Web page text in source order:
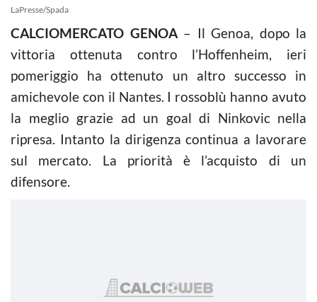
LaPresse/Spada
CALCIOMERCATO GENOA– Il Genoa, dopo la
vittoria ottenuta contro l’Hoffenheim, ieri
pomeriggio ha ottenuto un altro successo in
amichevole con il Nantes. I rossoblù hanno avuto
la meglio grazie ad un goal di Ninkovic nella
ripresa. Intanto la dirigenza continua a lavorare
sul mercato. La priorità è l’acquisto di un
difensore.